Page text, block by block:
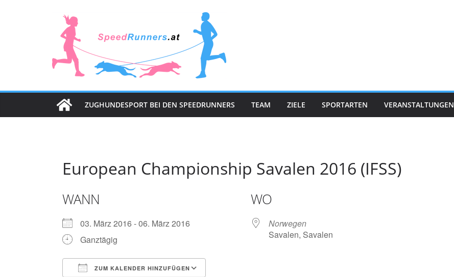
ZUGHUNDESPORT BEI DEN SPEEDRUNNERS TEAM ZIELE SPORTARTEN VERANSTALTUNGEN
European Championship Savalen 2016 (IFSS)
WANN
03. März 2016 - 06. März 2016
Ganztägig
ZUM KALENDER HINZUFÜGEN
WO
Norwegen
Savalen, Savalen